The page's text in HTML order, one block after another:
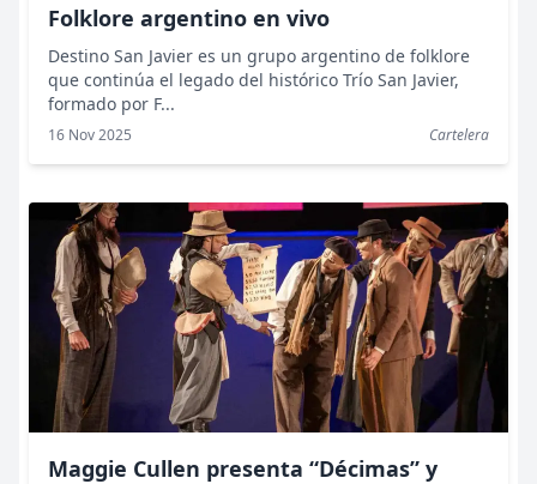
Folklore argentino en vivo
Destino San Javier es un grupo argentino de folklore
que continúa el legado del histórico Trío San Javier,
formado por F...
16 Nov 2025 Cartelera
Maggie Cullen presenta “Décimas” y